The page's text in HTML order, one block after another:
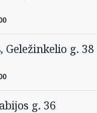
, Geležinkelio g. 38
g. 36